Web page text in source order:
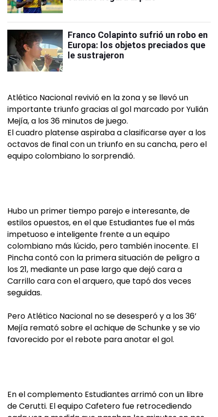
Franco Colapinto sufrió un robo en
Europa: los objetos preciados que
le sustrajeron
Atlético Nacional revivió en la zona y se llevó un
importante triunfo gracias al gol marcado por Yulián
Mejía, a los 36 minutos de juego.
El cuadro platense aspiraba a clasificarse ayer a los
octavos de final con un triunfo en su cancha, pero el
equipo colombiano lo sorprendió.
Hubo un primer tiempo parejo e interesante, de
estilos opuestos, en el que Estudiantes fue el más
impetuoso e inteligente frente a un equipo
colombiano más lúcido, pero también inocente. El
Pincha contó con la primera situación de peligro a
los 21, mediante un pase largo que dejó cara a
Carrillo cara con el arquero, que tapó dos veces
seguidas.
Pero Atlético Nacional no se desesperó y a los 36’
Mejía remató sobre el achique de Schunke y se vio
favorecido por el rebote para anotar el gol.
En el complemento Estudiantes arrimó con un libre
de Cerutti. El equipo Cafetero fue retrocediendo